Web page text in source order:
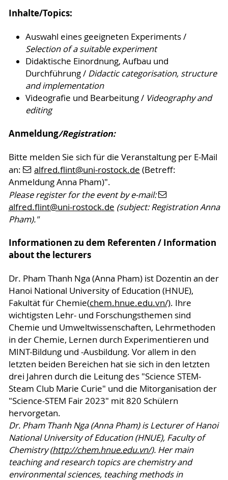
Inhalte/Topics:
Auswahl eines geeigneten Experiments /
Selection of a suitable experiment
Didaktische Einordnung, Aufbau und
Durchführung / Didactic categorisation, structure
and implementation
Videografie und Bearbeitung / Videography and
editing
Anmeldung/Registration:
Bitte melden Sie sich für die Veranstaltung per E-Mail
an:
alfred.flint@uni-rostock.de (Betreff:
Anmeldung Anna Pham)".
Please register for the event by e-mail:
alfred.flint@uni-rostock.de (subject: Registration Anna
Pham)."
Informationen zu dem Referenten / Information
about the lecturers
Dr. Pham Thanh Nga (Anna Pham) ist Dozentin an der
Hanoi National University of Education (HNUE),
Fakultät für Chemie(chem.hnue.edu.vn/). Ihre
wichtigsten Lehr- und Forschungsthemen sind
Chemie und Umweltwissenschaften, Lehrmethoden
in der Chemie, Lernen durch Experimentieren und
MINT-Bildung und -Ausbildung. Vor allem in den
letzten beiden Bereichen hat sie sich in den letzten
drei Jahren durch die Leitung des "Science STEM-
Steam Club Marie Curie" und die Mitorganisation der
"Science-STEM Fair 2023" mit 820 Schülern
hervorgetan.
Dr. Pham Thanh Nga (Anna Pham) is Lecturer of Hanoi
National University of Education (HNUE), Faculty of
Chemistry (http://chem.hnue.edu.vn/). Her main
teaching and research topics are chemistry and
environmental sciences, teaching methods in